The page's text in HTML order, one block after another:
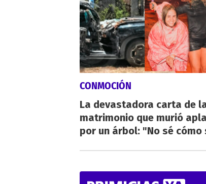
CONMOCIÓN
La devastadora carta de
matrimonio que murió
por un árbol: "No sé cómo